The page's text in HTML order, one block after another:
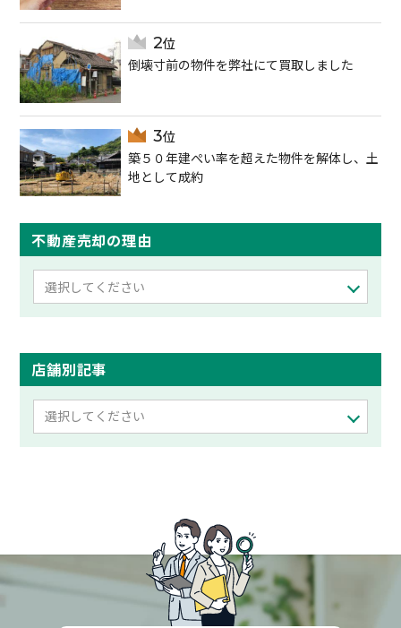
倒壊寸前の物件を弊社にて買取しました
築５０年建ぺい率を超えた物件を解体し、土
地として成約
不動産売却の理由
選択してください
店舗別記事
選択してください